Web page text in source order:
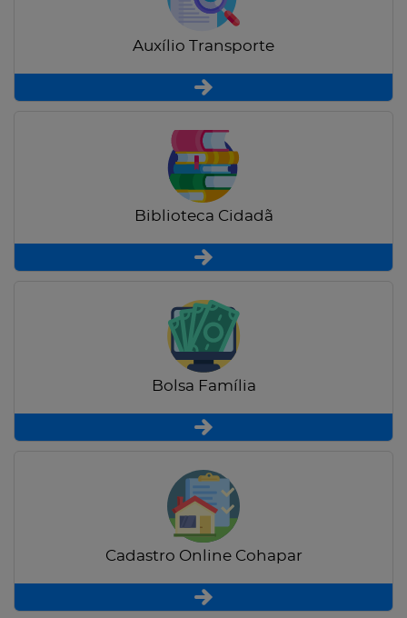
Auxílio Transporte
Biblioteca Cidadã
Bolsa Família
Cadastro Online Cohapar